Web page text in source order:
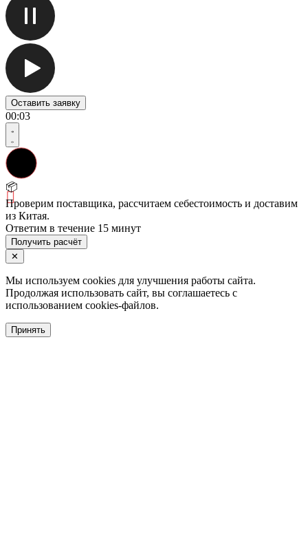
Оставить заявку
00:03
📦
Проверим поставщика, рассчитаем себестоимость и доставим
из Китая.
Ответим в течение 15 минут
Получить расчёт
✕
Мы используем cookies для улучшения работы сайта.
Продолжая использовать сайт, вы соглашаетесь с
использованием cookies-файлов.
Принять